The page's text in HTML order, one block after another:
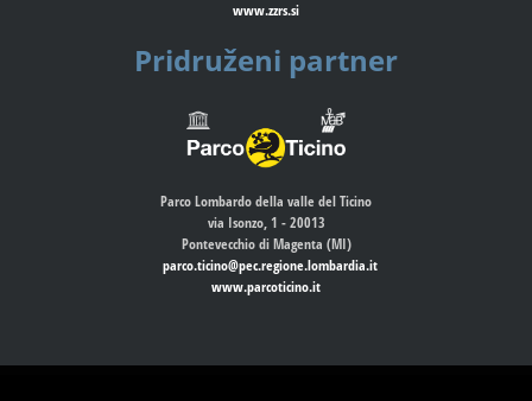
www.zzrs.si
Pridruženi partner
Parco Lombardo della valle del Ticino
via Isonzo, 1 - 20013
Pontevecchio di Magenta (MI)
parco.ticino@pec.regione.lombardia.it
www.parcoticino.it